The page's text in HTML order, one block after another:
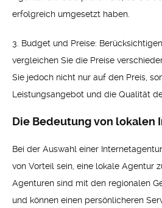
erfolgreich umgesetzt haben.
3. Budget und Preise:
vergleichen Sie die Preise
Sie jedoch nicht nur auf den Preis,
Leistungsangebot und die Qualität
Die Bedeutung von lokalen
Bei der Auswahl einer
von Vorteil sein, eine lokale Agentur
Agenturen sind mit den regionalen
und können einen persönlicheren